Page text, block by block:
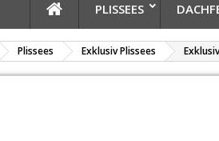
PLISSEES
Plissees Exklusiv Plissees